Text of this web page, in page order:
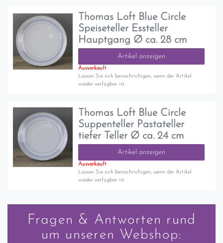
Thomas Loft Blue Circle
Speiseteller Essteller
Hauptgang Ø ca. 28 cm
Artikel anzeigen
Ausverkauft
Lassen Sie sich benachrichigen, wenn der Artikel
wieder verfügbar ist.
Thomas Loft Blue Circle
Suppenteller Pastateller
tiefer Teller Ø ca. 24 cm
Artikel anzeigen
Ausverkauft
Lassen Sie sich benachrichigen, wenn der Artikel
wieder verfügbar ist.
Fragen & Antworten rund
um unseren Webshop: